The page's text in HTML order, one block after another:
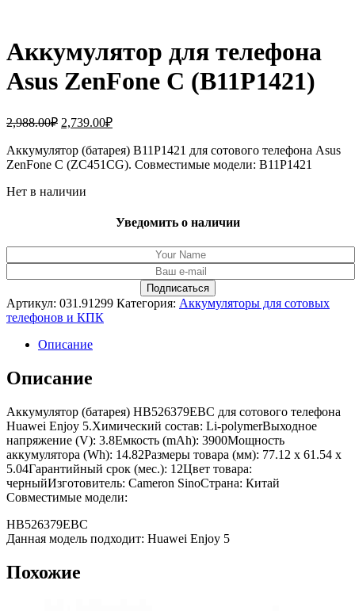
Аккумулятор для телефона
Asus ZenFone C (B11P1421)
2,988.00₽ Первоначальная
составляла
2,988.00₽.
2,739.00₽Текущая
2,739.00₽.
Аккумулятор (батарея) B11P1421 для сотового телефона Asus
ZenFone C (ZC451CG). Совместимые модели: B11P1421
Нет в наличии
Уведомить о наличии
Артикул: 031.91299 Категория: Аккумуляторы для сотовых
телефонов и КПК
Описание
Описание
Аккумулятор (батарея) HB526379EBC для сотового телефона
Huawei Enjoy 5.Химический состав: Li-polymerВыходное
напряжение (V): 3.8Емкость (mAh): 3900Мощность
аккумулятора (Wh): 14.82Размеры товара (мм): 77.12 x 61.54 x
5.04Гарантийный срок (мес.): 12Цвет товара:
черныйИзготовитель: Cameron SinoСтрана: Китай
Совместимые модели:
HB526379EBC
Данная модель подходит: Huawei Enjoy 5
Похожие